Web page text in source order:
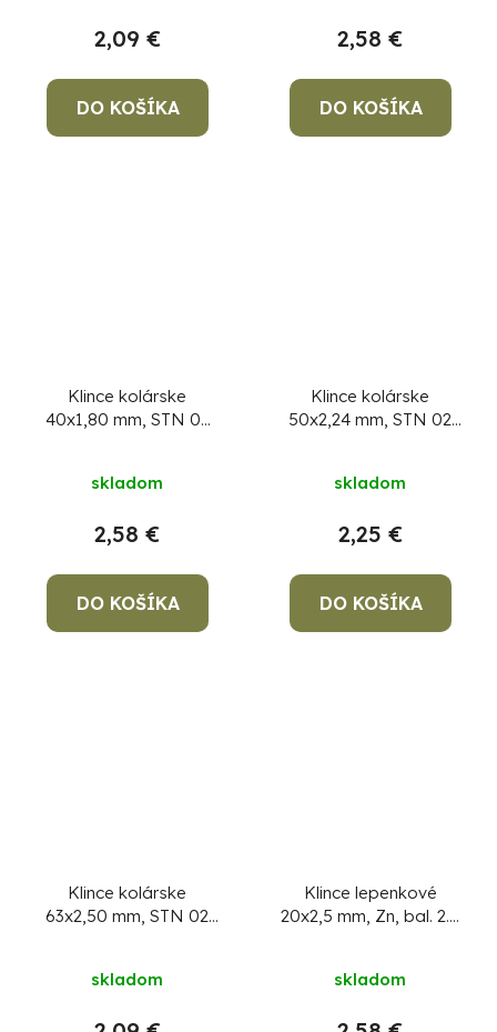
2,09 €
DO KOŠÍKA
2,58 €
DO KOŠÍKA
Klince kolárske
40x1,80 mm, STN 02
skladom
2,58 €
DO KOŠÍKA
Klince kolárske
50x2,24 mm, STN 02
skladom
2,25 €
DO KOŠÍKA
Klince kolárske
63x2,50 mm, STN 02
skladom
Klince lepenkové
20x2,5 mm, Zn, bal. 2.5
skladom